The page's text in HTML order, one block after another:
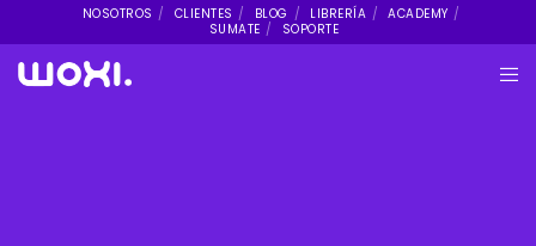
NOSOTROS CLIENTES BLOG LIBRERÍA
ACADEMY
SUMATE
SOPORTE